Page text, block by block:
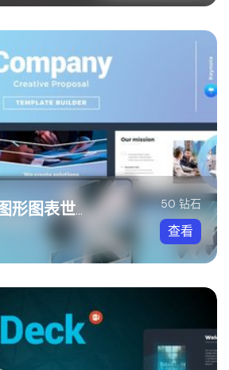
公司创意信息图形图表世界地图keynote模板
50 钻石
查看